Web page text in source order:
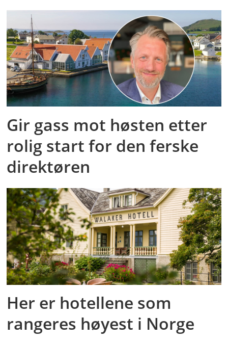
Gir gass mot høsten etter
rolig start for den ferske
direktøren
Her er hotellene som
rangeres høyest i Norge